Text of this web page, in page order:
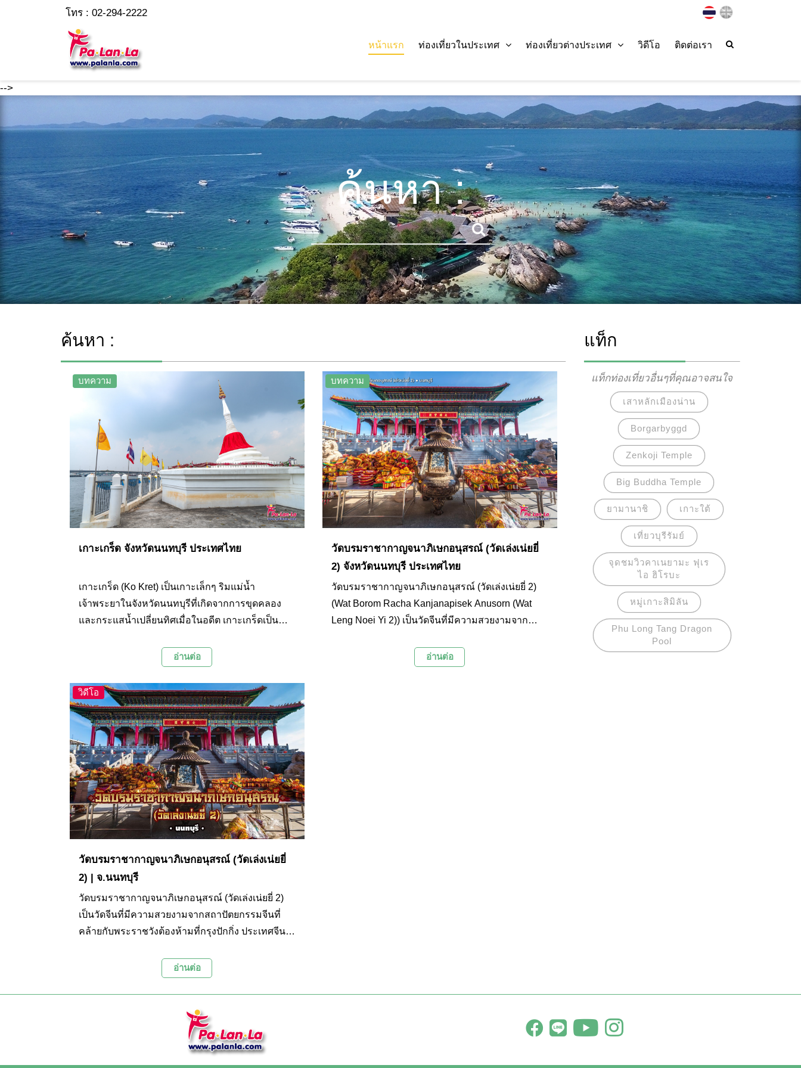
-->
โทร : 02-294-2222
หน้าแรก ท่องเที่ยวในประเทศ ท่องเที่ยวต่างประเทศ วิดีโอ ติดต่อเรา
ค้นหา :
ค้นหา :
บทความ
เกาะเกร็ด จังหวัดนนทบุรี ประเทศไทย
เกาะเกร็ด (Ko Kret) เป็นเกาะเล็กๆ ริมแม่น้ำ
เจ้าพระยาในจังหวัดนนทบุรีที่เกิดจากการขุดคลอง
และกระแสน้ำเปลี่ยนทิศเมื่อในอดีต เกาะเกร็ดเป็น
วัดและโบราณสถานหลายแห่งให้เที่ยวชม อีกทั้งยังมี
หมู่บ้านโอทอปที่จัดแสดงผลงานทางด้านหัตถกรรม
และเครื่องปั้นดินเผาของชาวไทยเชื้อสายมอญ
นอกจากนี้ยังมีส่วนของตลาดที่จำหน่ายสินค้าท้องถิ่น
อาหาร และขนมอร่อยๆ อีกด้วย
อ่านต่อ
บทความ
วัดบรมราชากาญจนาภิเษกอนุสรณ์ (วัดเล่งเน่ยยี่
2) จังหวัดนนทบุรี ประเทศไทย
วัดบรมราชากาญจนาภิเษกอนุสรณ์ (วัดเล่งเน่ยยี่ 2)
(Wat Borom Racha Kanjanapisek Anusorn (Wat
Leng Noei Yi 2)) เป็นวัดจีนที่มีความสวยงามจาก
ปักกิ่งประเทศจีน วัดแห่งนี้เป็นอีกหนึ่งสถานที่ยอดนิยม
ในช่วงตรุษจีน โดยชาวไทยเชื้อสายจีนและผู้มีจิต
อ่านต่อ
วิดีโอ
วัดบรมราชากาญจนาภิเษกอนุสรณ์ (วัดเล่งเน่ยยี่
2) | จ.นนทบุรี
วัดบรมราชากาญจนาภิเษกอนุสรณ์ (วัดเล่งเน่ยยี่ 2)
เป็นวัดจีนที่มีความสวยงามจากสถาปัตยกรรมจีนที่
คล้ายกับพระราชวังต้องห้ามที่กรุงปักกิ่ง ประเทศจีน
โดยชาวไทยเชื้อสายจีนและผู้มีจิตศรัทธามักจะเดิน
ทางมาไหว้ขอพรองค์ทวยเทพและทำบุญแก้ปีชงกัน
ในทุกๆ ปี ซึ่งนอกจากการไหว้ขอพรเพื่อความเป็นสิริ
มงคลแล้ว อีกหนึ่งไฮไลท์ของที่นี่คือการเดินเที่ยวชม
ความสวยงามของวิหารและสิ่งปลูกสร้างต่างๆ
ภายในวัดรวมถึงเที่ยวชมการตกแต่งด้วยศิลปะจีนที่มี
ความงดงามเป็นอย่างมาก
อ่านต่อ
แท็ก
แท็กท่องเที่ยวอื่นๆที่คุณอาจสนใจ
เสาหลักเมืองน่าน
Borgarbyggd
Zenkoji Temple
Big Buddha Temple
ยามานาชิ เกาะใต้
เที่ยวบุรีรัมย์
จุดชมวิวคาเนยามะ ฟุเร
ไอ ฮิโรบะ
หมู่เกาะสิมิลัน
Phu Long Tang Dragon
Pool